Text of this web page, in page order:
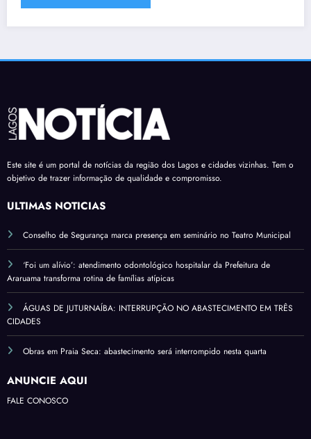
Este site é um portal de notícias da região dos Lagos e cidades vizinhas. Tem o
objetivo de trazer informação de qualidade e compromisso.
ÚLTIMAS NOTÍCIAS
Conselho de Segurança marca presença em seminário no Teatro Municipal
‘Foi um alívio’: atendimento odontológico hospitalar da Prefeitura de
Araruama transforma rotina de famílias atípicas
ÁGUAS DE JUTURNAÍBA: INTERRUPÇÃO NO ABASTECIMENTO EM TRÊS
CIDADES
Obras em Praia Seca: abastecimento será interrompido nesta quarta
ANUNCIE AQUI
FALE CONOSCO